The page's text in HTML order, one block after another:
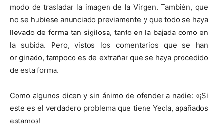
modo de trasladar la imagen de la Virgen. También, que
no se hubiese anunciado previamente y que todo se haya
llevado de forma tan sigilosa, tanto en la bajada como en
la subida. Pero, vistos los comentarios que se han
originado, tampoco es de extrañar que se haya procedido
de esta forma.
Como algunos dicen y sin ánimo de ofender a nadie: «¡Si
este es el verdadero problema que tiene Yecla, apañados
estamos!